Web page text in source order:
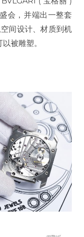
会，并端出一整套
间设计、材质到机
被雕塑。